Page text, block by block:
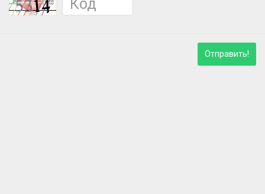
Отправить!